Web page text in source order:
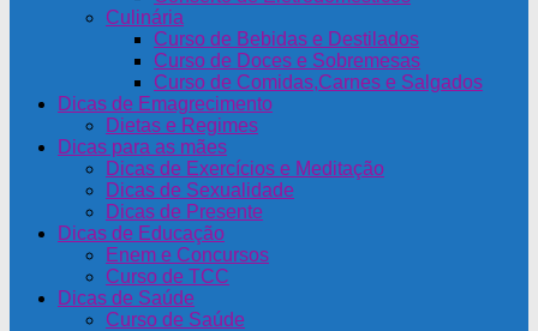
Culinária
Curso de Bebidas e Destilados
Curso de Doces e Sobremesas
Curso de Comidas,Carnes e Salgados
Dicas de Emagrecimento
Dietas e Regimes
Dicas para as mães
Dicas de Exercícios e Meditação
Dicas de Sexualidade
Dicas de Presente
Dicas de Educação
Enem e Concursos
Curso de TCC
Dicas de Saúde
Curso de Saúde